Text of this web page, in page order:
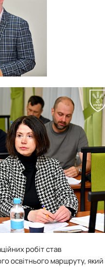
робіт став
освітнього маршруту, який